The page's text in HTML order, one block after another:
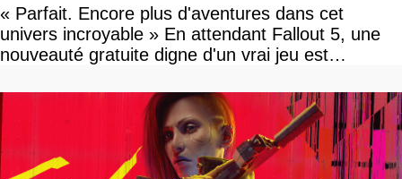
« Parfait. Encore plus d'aventures dans cet
univers incroyable » En attendant Fallout 5, une
nouveauté gratuite digne d'un vrai jeu est